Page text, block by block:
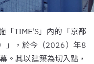
「TIME'S」內的「京都
」，於今（2026）年8
。其以建築為切入點，